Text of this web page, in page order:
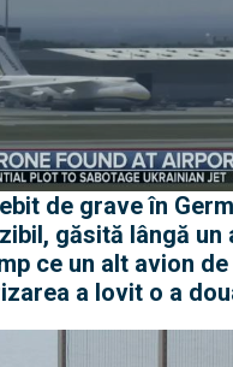
de grave în
găsită lângă un
ce un alt avion
a lovit o a